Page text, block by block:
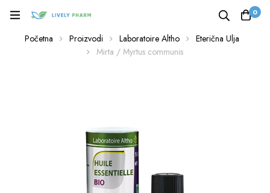
0
Početna Proizvodi Laboratoire Altho
Eterična Ulja
Mirta / Myrtus communis